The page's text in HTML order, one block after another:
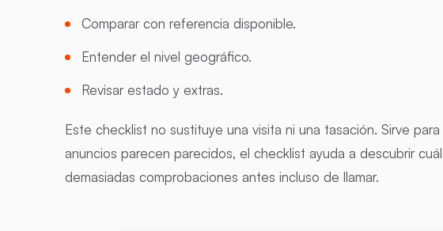
Comparar con referencia disponible.
Entender el nivel geográfico.
Revisar estado y extras.
Este checklist no sustituye una visita ni una tasación. Sirve
anuncios parecen parecidos, el checklist ayuda a descubrir
demasiadas comprobaciones antes incluso de llamar.